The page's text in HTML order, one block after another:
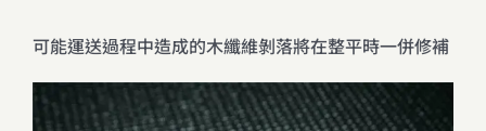
可能運送過程中造成的木纖維剝落將在整平時一併修補